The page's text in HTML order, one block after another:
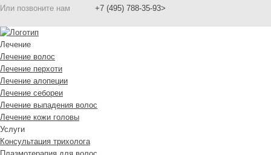
Или позвоните нам +7 (495) 788-35-93>
Лечение
Лечение волос
Лечение перхоти
Лечение алопеции
Лечение себореи
Лечение выпадения волос
Лечение кожи головы
Услуги
Консультация трихолога